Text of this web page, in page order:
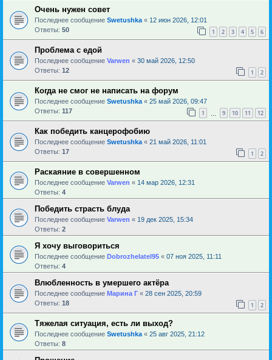
Очень нужен совет
Последнее сообщение Swetushka « 12 июн 2026, 12:01
Ответы: 50 1 2 3 4 5 6
Проблема с едой
Последнее сообщение Varwen « 30 май 2026, 12:50
Ответы: 12 1 2
Когда не смог не написать на форум
Последнее сообщение Swetushka « 25 май 2026, 09:47
Ответы: 117 1 9 10 11 12
Как победить канцерофобию
Последнее сообщение Swetushka « 21 май 2026, 11:01
Ответы: 17 1 2
Раскаяние в совершенном
Последнее сообщение Varwen « 14 мар 2026, 12:31
Ответы: 4
Победить страсть блуда
Последнее сообщение Varwen « 19 дек 2025, 15:34
Ответы: 2
Я хочу выговориться
Последнее сообщение Dobrozhelatel95 « 07 ноя 2025, 11:11
Ответы: 4
Влюбленность в умершего актёра
Последнее сообщение Марина Г « 28 сен 2025, 20:59
Ответы: 18 1 2
Тяжелая ситуация, есть ли выход?
Последнее сообщение Swetushka « 25 авг 2025, 21:12
Ответы: 8